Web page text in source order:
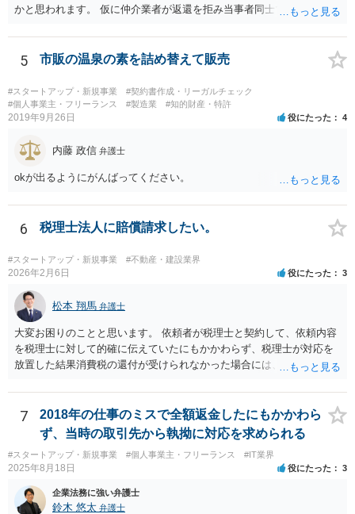
かと思われます。 仮に仲介業者が返還を拒み当事者同士での解決が困
5 市販の温泉の素を詰め替えて販売
#スタートアップ・新規事業
#契約書作成・リーガルチェック
#個人事業主・フリーランス
#製造業 #知的財産・特許
2019年9月26日 役にたった 4
内藤 政信 弁護士
okが出るようにがんばってください。
6 税理士法人に賠償請求したい。
#スタートアップ・新規事業 #不動産・建設業界
2026年2月6日 役にたった 3
松本 翔馬 弁護士
大変お困りのことと思います。 依頼者が税理士と契約して、依頼内容
を税理士に対して的確に伝えていたにもかかわらず、税理士が対応を
放置した結果消費税の還付が受けられなかった場合には、賠償請求で
あるか否かという問題 ②税理士本人が税務業務をしていなかったとい
う税理士職務の妥当性の問題 ③クライアントが誤って簡易課税届出書
を提出していたところ、税理士が課税方式の確認をしなかった問題 と
いう課題があります。 ①については、 税理士が責任を持つのは契約に
明記された委任事務に限定されるのが原則です。 サービスとして委任
事務外の税務相談に応じた結果、その責任を負う場合もゼロではあり
ませんが、責任追及するハードルはかなり上がります。 ②について
は、 実際上、税理士事務所では事務員が顧客対応することが多いと聞
7
2018年の仕事のミスで全額返金したにもかかわら
ず、当時の取引先から執拗に対応を求められる
#スタートアップ・新規事業 #個人事業主・フリーランス #IT業界
2025年8月18日 役にたった 3
企業法務に強い弁護士
鈴木 悠太 弁護士